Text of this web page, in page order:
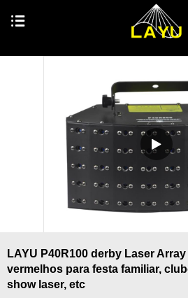
LAYU P40R100 derby Laser
vermelhos para festa familiar,
show laser, etc